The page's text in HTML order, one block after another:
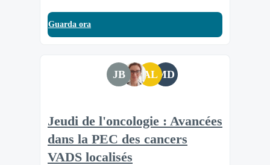
Guarda ora
JB ALMD
Jeudi de l'oncologie : Avancées
dans la PEC des cancers
VADS localisés